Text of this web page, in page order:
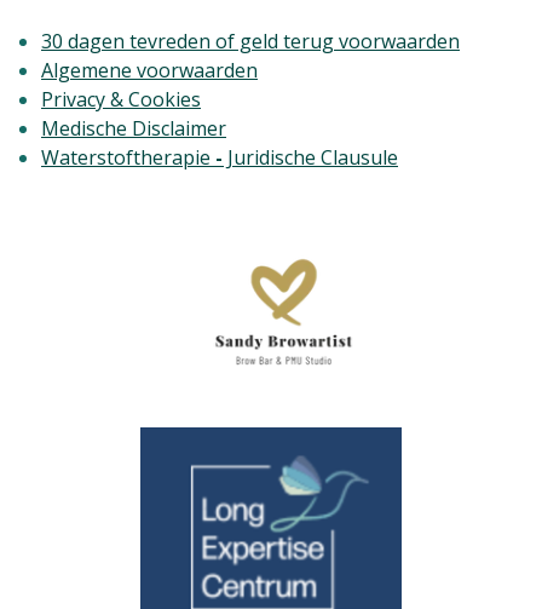
30 dagen tevreden of geld terug voorwaarden
Algemene voorwaarden
Privacy & Cookies
Medische Disclaimer
Waterstoftherapie - Juridische Clausule